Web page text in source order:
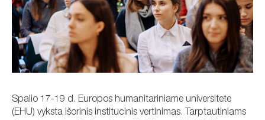
Spalio 17-19 d. Europos humanitariniame universitete
(EHU) vyksta išorinis institucinis vertinimas. Tarptautiniams